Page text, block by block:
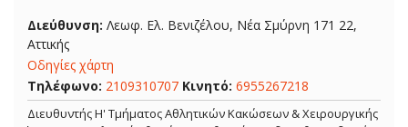
Διεύθυνση: Λεωφ. Ελ. Βενιζέλου, Νέα Σμύρνη 171 22,
Αττικής
Οδηγίες χάρτη
Τηλέφωνο: 2109310707 Κινητό: 6955267218
Διευθυντής Η' Τμήματος Αθλητικών Κακώσεων & Χειρουργικής